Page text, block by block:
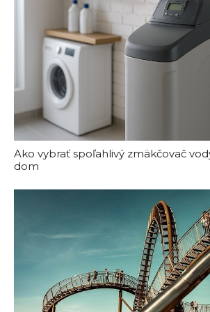
Ako vybrať spoľahlivý zmäkčovač
dom